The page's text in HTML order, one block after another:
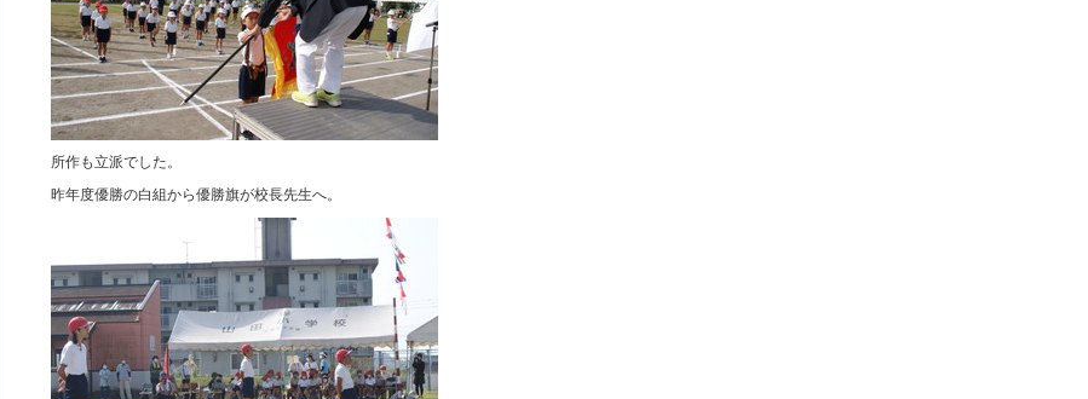
所作も立派でした。
昨年度優勝の白組から優勝旗が校長先生へ。